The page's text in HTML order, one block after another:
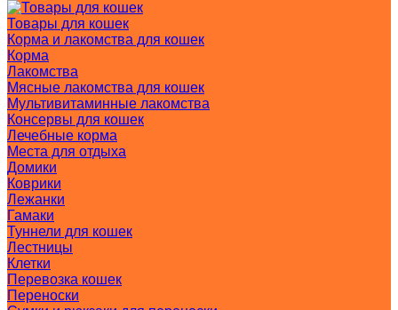
Товары для кошек
Корма и лакомства для кошек
Корма
Лакомства
Мясные лакомства для кошек
Мультивитаминные лакомства
Консервы для кошек
Лечебные корма
Места для отдыха
Домики
Коврики
Лежанки
Гамаки
Туннели для кошек
Лестницы
Клетки
Перевозка кошек
Переноски